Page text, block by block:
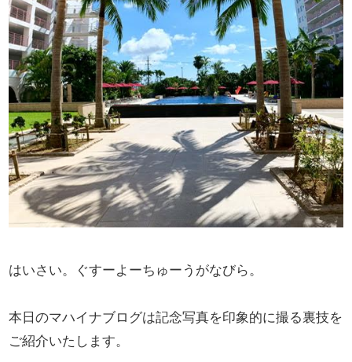
はいさい。ぐすーよーちゅーうがなびら。
本日のマハイナブログは記念写真を印象的に撮る裏技を
ご紹介いたします。